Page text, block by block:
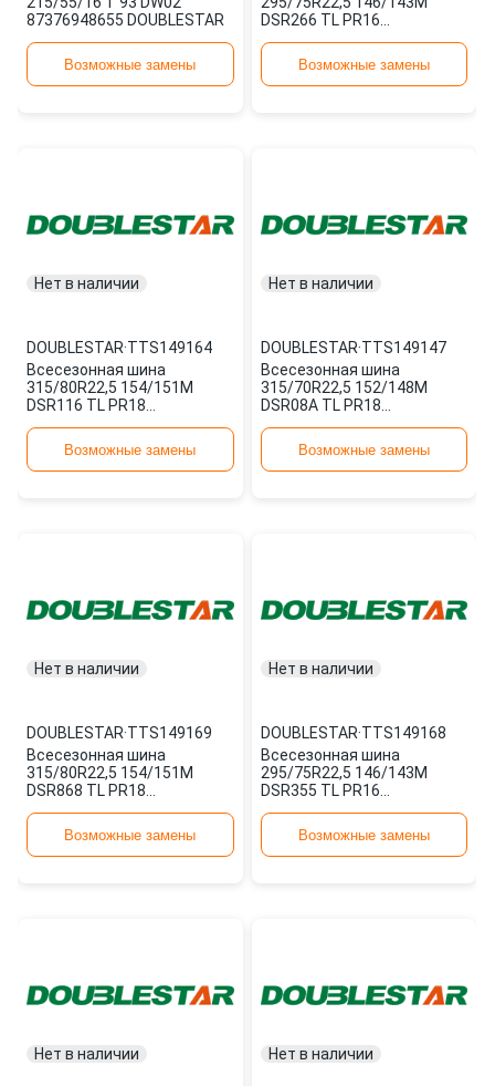
87376948655 DOUBLESTAR
Возможные замены
DSR266 TL PR16
Возможные замены
Нет в наличии
DOUBLESTAR·TTS149164
Всесезонная шина
315/80R22,5 154/151M
DSR116 TL PR18
Возможные замены
Нет в наличии
DOUBLESTAR·TTS149147
Всесезонная шина
315/70R22,5 152/148M
DSR08A TL PR18
Возможные замены
Нет в наличии
DOUBLESTAR·TTS149169
Всесезонная шина
315/80R22,5 154/151M
DSR868 TL PR18
Возможные замены
Нет в наличии
DOUBLESTAR·TTS149168
Всесезонная шина
295/75R22,5 146/143M
DSR355 TL PR16
Возможные замены
Нет в наличии Нет в наличии